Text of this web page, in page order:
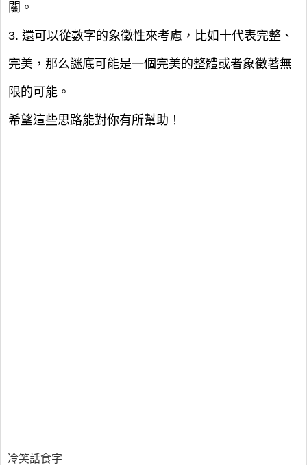
關。
3. 還可以從數字的象徵性來考慮，比如十代表完整、
完美，那么謎底可能是一個完美的整體或者象徵著無
限的可能。
希望這些思路能對你有所幫助！
冷笑話食字